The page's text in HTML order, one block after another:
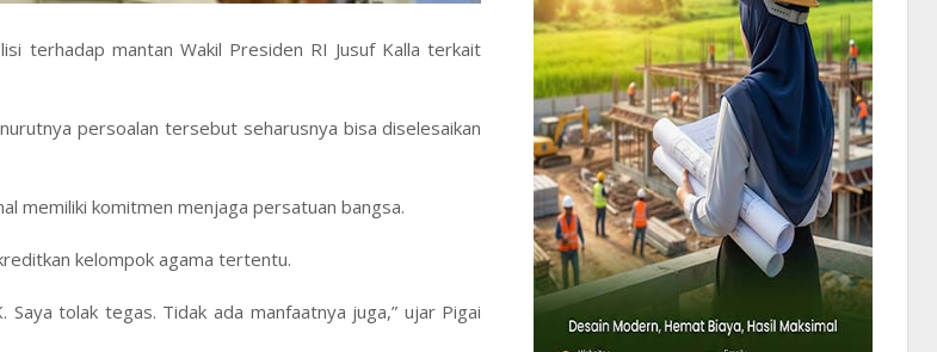
terhadap mantan Wakil Presiden RI Jusuf Kalla terkait
persoalan tersebut seharusnya bisa diselesaikan
memiliki komitmen menjaga persatuan bangsa.
kelompok agama tertentu.
tolak tegas. Tidak ada manfaatnya juga,” ujar Pigai